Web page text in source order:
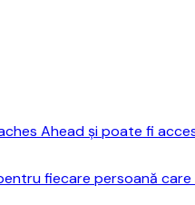
Ahead și poate fi
fiecare persoană